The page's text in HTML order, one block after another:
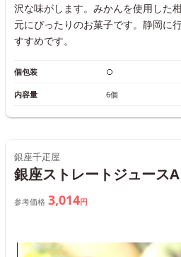
沢な味がします。みかんを使用した
元にぴったりのお菓子です。静岡に
すすめです。
個包装 ○
内容量 6個
銀座千疋屋
銀座ストレートジュースA
参考価格 3,014円